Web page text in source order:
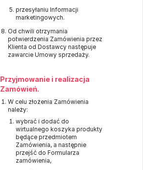
przesyłaniu Informacji
marketingowych.
Od chwili otrzymania
potwierdzenia Zamówienia przez
Klienta od Dostawcy następuje
zawarcie Umowy sprzedaży.
Przyjmowanie i realizacja
Zamówień.
W celu złożenia Zamówienia
należy:
wybrać i dodać do
wirtualnego koszyka produkty
będące przedmiotem
Zamówienia, a następnie
przejść do Formularza
zamówienia,